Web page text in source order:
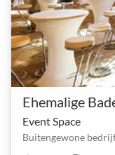
Ehemalige
Event Space
Buitengewone